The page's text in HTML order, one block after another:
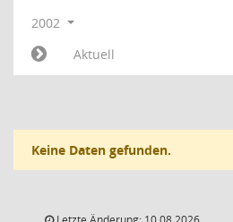
2002
Aktuell
Keine Daten gefunden.